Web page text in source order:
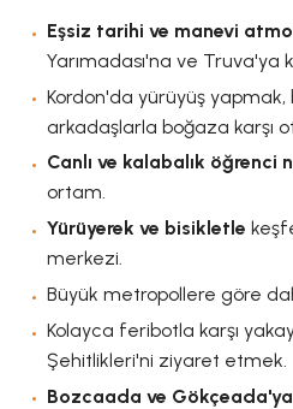
Eşsiz tarihi ve manevi
Yarımadası'na ve Truva'ya
Kordon'da yürüyüş yapmak,
arkadaşlarla boğaza karşı
Canlı ve kalabalık öğrenci
ortam.
Yürüyerek ve bisikletle
merkezi.
Büyük metropollere göre
Kolayca feribotla karşı
Şehitlikleri'ni ziyaret etmek.
Bozcaada ve Gökçeada'ya